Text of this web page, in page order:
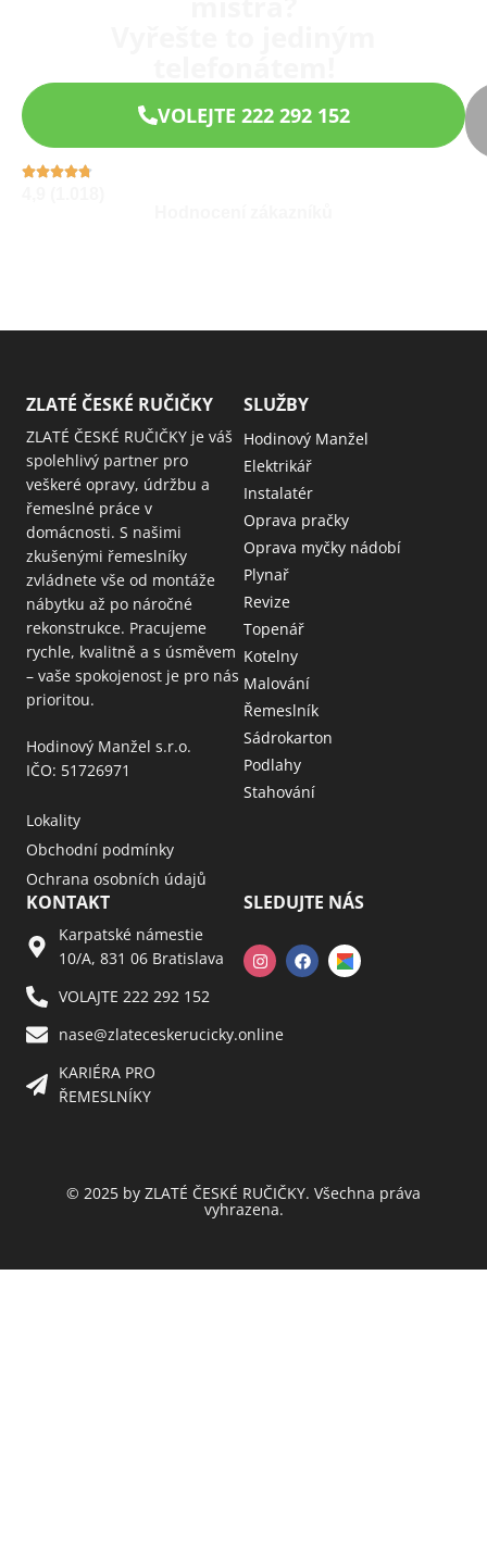
VOLEJTE 222 292 152
ZLATÉ ČESKÉ RUČIČKY
ZLATÉ ČESKÉ RUČIČKY je váš
spolehlivý partner pro
veškeré opravy, údržbu a
řemeslné práce v
domácnosti. S našimi
zkušenými řemeslníky
zvládnete vše od montáže
nábytku až po náročné
rekonstrukce. Pracujeme
rychle, kvalitně a s úsměvem
– vaše spokojenost je pro nás
prioritou.
Hodinový Manžel s.r.o.
IČO: 51726971
Lokality
Obchodní podmínky
Ochrana osobních údajů
SLUŽBY
Hodinový Manžel
Elektrikář
Instalatér
Oprava pračky
Oprava myčky nádobí
Plynař
Revize
Topenář
Kotelny
Malování
Řemeslník
Sádrokarton
Podlahy
Stahování
KONTAKT
Karpatské námestie
10/A, 831 06 Bratislava
VOLAJTE 222 292 152
nase@zlateceskerucicky.online
KARIÉRA PRO
ŘEMESLNÍKY
SLEDUJTE NÁS
© 2025 by ZLATÉ ČESKÉ RUČIČKY. Všechna práva
vyhrazena.